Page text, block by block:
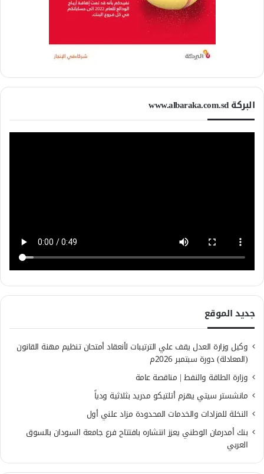
البركة www.albaraka.com.sd
جديد الموقع
وكيل وزارة العدل يقف علي الترتيبات لأنعقاد أمتحان تنظيم مهنة القانون
(المعادلة) دورة سبتمبر 2026م
وزارة الطاقة والنفط | مناقصة عامة
مانشستر سيتي يهزم أتلتيكو مدريد بثلاثية ودياً
النخلة للمزادات والخدمات المحدودة مزاد علني أول
بنك أمدرمان الوطني يعزز انتشاره بافتتاح فرع جامعة السودان بالسوق
العربي